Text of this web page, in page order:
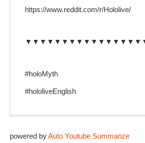
https://www.reddit.com/r/Hololive/
#holoMyth
#hololiveEnglish
powered byAuto Youtube Summarize